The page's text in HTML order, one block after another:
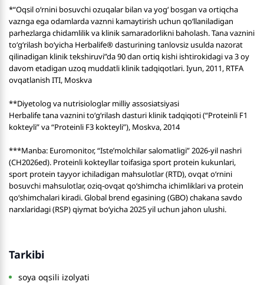
*“Oqsil o‘rnini bosuvchi ozuqalar bilan va yog‘ bosgan va ortiqcha
vaznga ega odamlarda vaznni kamaytirish uchun qo‘llaniladigan
parhezlarga chidamlilik va klinik samaradorlikni baholash. Tana vaznini
to‘g‘rilash bo‘yicha Herbalife® dasturining tanlovsiz usulda nazorat
qilinadigan klinik tekshiruvi”da 90 dan ortiq kishi ishtirokidagi va 3 oy
davom etadigan uzoq muddatli klinik tadqiqotlari. Iyun, 2011, RTFA
ovqatlanish ITI, Moskva
**Diyetolog va nutrisiologlar milliy assosiatsiyasi
Herbalife tana vaznini to‘g‘rilash dasturi klinik tadqiqoti (“Proteinli F1
kokteyli” va “Proteinli F3 kokteyli”), Moskva, 2014
***Manba: Euromonitor, “Iste’molchilar salomatligi” 2026-yil nashri
(CH2026ed). Proteinli kokteyllar toifasiga sport protein kukunlari,
sport protein tayyor ichiladigan mahsulotlar (RTD), ovqat o‘rnini
bosuvchi mahsulotlar, oziq-ovqat qo‘shimcha ichimliklari va protein
qo‘shimchalari kiradi. Global brend egasining (GBO) chakana savdo
narxlaridagi (RSP) qiymat bo‘yicha 2025 yil uchun jahon ulushi.
Tarkibi
soya oqsili izolyati